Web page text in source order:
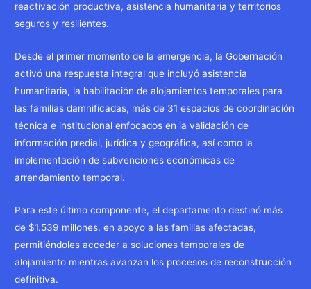
reactivación productiva, asistencia humanitaria y territorios
seguros y resilientes.
Desde el primer momento de la emergencia, la Gobernación
activó una respuesta integral que incluyó asistencia
humanitaria, la habilitación de alojamientos temporales para
las familias damnificadas, más de 31 espacios de coordinación
técnica e institucional enfocados en la validación de
información predial, jurídica y geográfica, así como la
implementación de subvenciones económicas de
arrendamiento temporal.
Para este último componente, el departamento destinó más
de $1.539 millones, en apoyo a las familias afectadas,
permitiéndoles acceder a soluciones temporales de
alojamiento mientras avanzan los procesos de reconstrucción
definitiva.